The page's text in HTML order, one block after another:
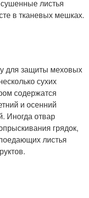
листья
в тканевых мешках.
для защиты меховых
сухих
содержатся
и осенний
Иногда отвар
грядок,
листья